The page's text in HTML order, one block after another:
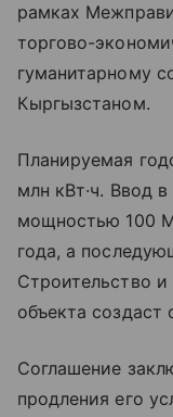
рамках
торгово-
гуманитарному
Кыргызстаном.
Планируемая
млн кВт·ч. Ввод
мощностью 100
года, а
Строительство и
объекта создаст
Соглашение
продления его